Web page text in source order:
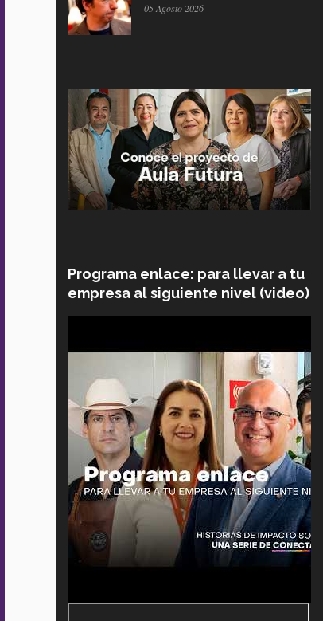
05 Agosto 2026
Programa enlace: para llevar a tu
empresa al siguiente nivel (video)